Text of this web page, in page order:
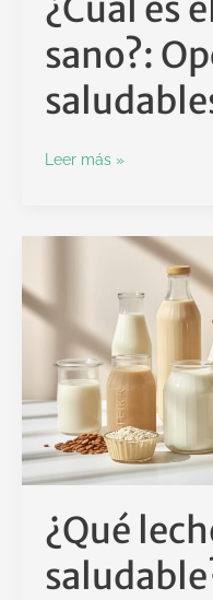
¿Cuál es
sano?:
Leer más »
¿Qué
es
más
saludable?:
Análisis